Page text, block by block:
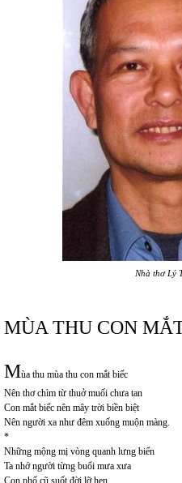
Nhà thơ Lý
MÙA THU CON
Mùa thu mùa thu con mắt biếc
Nên thơ chìm từ thuở muối chưa tan
Con mắt biếc nên mây trời biền biệt
Nên người xa như đêm xuống muộn màng.
*
Những mộng mị vòng quanh lưng biển
Ta nhớ người từng buổi mưa xưa